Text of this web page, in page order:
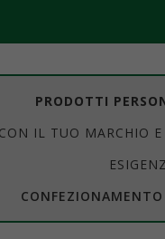
PRODOTTI
IL TUO MARCHIO